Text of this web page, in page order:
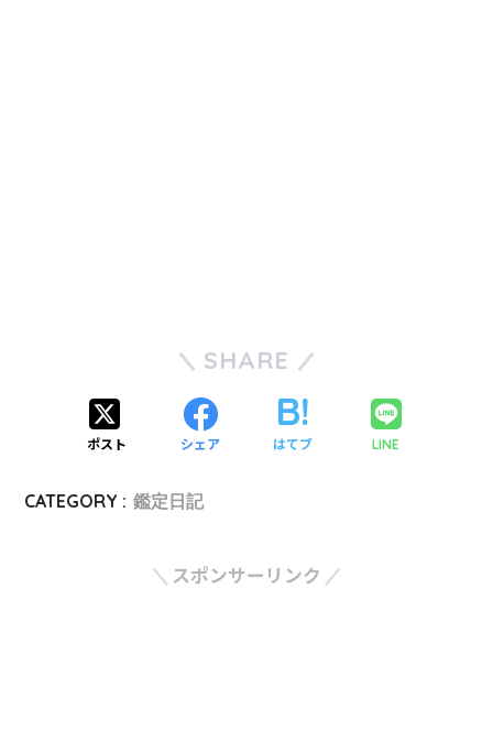
SHARE
ポスト シェア はてブ LINE
CATEGORY : 鑑定日記
スポンサーリンク